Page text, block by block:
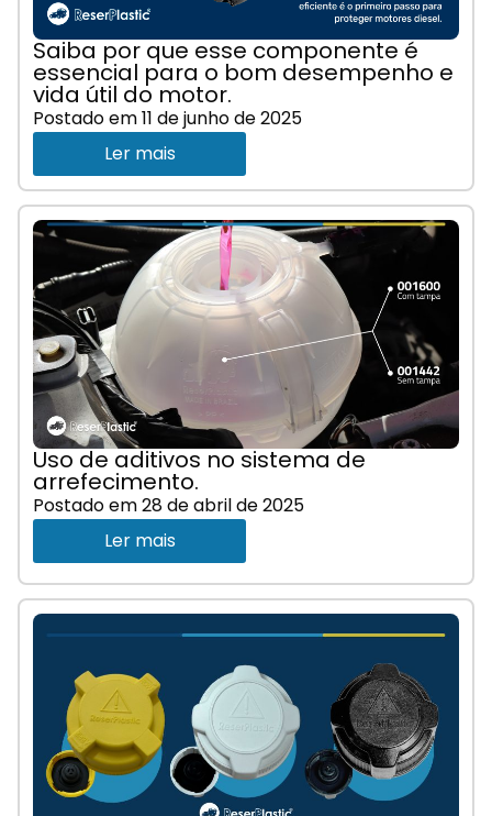
Saiba por que esse componente é
essencial para o bom desempenho e
vida útil do motor.
Postado em11 de junho de 2025
Ler mais
Uso de aditivos no sistema de
arrefecimento.
Postado em28 de abril de 2025
Ler mais